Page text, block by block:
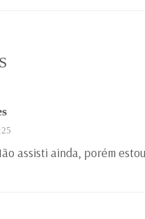
assisti ainda, porém